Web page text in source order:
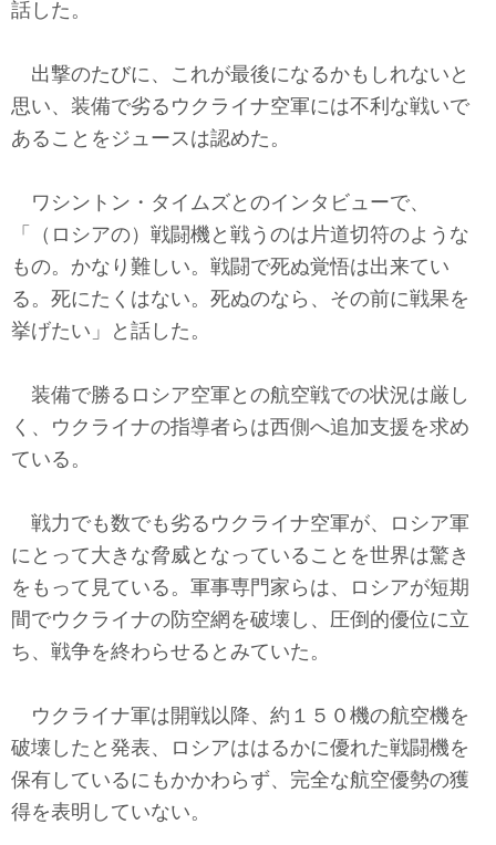
東アジア
話した。
出撃のたびに、これが最後になるかもしれないと
思い、装備で劣るウクライナ空軍には不利な戦いで
あることをジュースは認めた。
ワシントン・タイムズとのインタビューで、
「（ロシアの）戦闘機と戦うのは片道切符のような
もの。かなり難しい。戦闘で死ぬ覚悟は出来てい
る。死にたくはない。死ぬのなら、その前に戦果を
挙げたい」と話した。
装備で勝るロシア空軍との航空戦での状況は厳し
く、ウクライナの指導者らは西側へ追加支援を求め
ている。
戦力でも数でも劣るウクライナ空軍が、ロシア軍
にとって大きな脅威となっていることを世界は驚き
をもって見ている。軍事専門家らは、ロシアが短期
間でウクライナの防空網を破壊し、圧倒的優位に立
ち、戦争を終わらせるとみていた。
ウクライナ軍は開戦以降、約１５０機の航空機を
破壊したと発表、ロシアははるかに優れた戦闘機を
保有しているにもかかわらず、完全な航空優勢の獲
得を表明していない。